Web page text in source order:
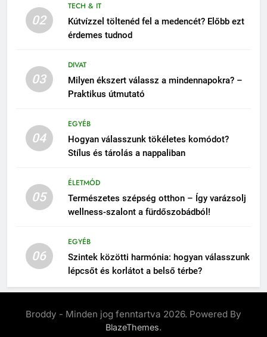
02
TECH & IT
Kútvízzel töltenéd fel a medencét? Előbb ezt
érdemes tudnod
03
DIVAT
Milyen ékszert válassz a mindennapokra? –
Praktikus útmutató
04
EGYÉB
Hogyan válasszunk tökéletes komódot?
Stílus és tárolás a nappaliban
05
ÉLETMÓD
Természetes szépség otthon – Így varázsolj
wellness-szalont a fürdőszobádból!
06
EGYÉB
Szintek közötti harmónia: hogyan válasszunk
lépcsőt és korlátot a belső térbe?
Broddy - Minden jog fenntartva 2026. Powered By
BlazeThemes.